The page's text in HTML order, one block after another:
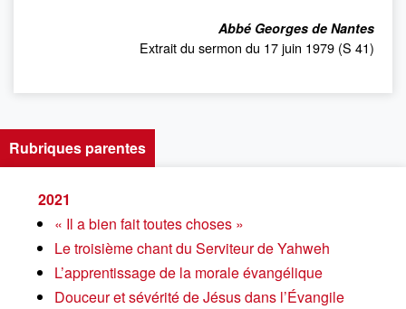
Abbé Georges de Nantes
Extrait du sermon du 17 juin 1979 (S 41)
Rubriques parentes
2021
« Il a bien fait toutes choses »
Le troisième chant du Serviteur de Yahweh
L’apprentissage de la morale évangélique
Douceur et sévérité de Jésus dans l’Évangile